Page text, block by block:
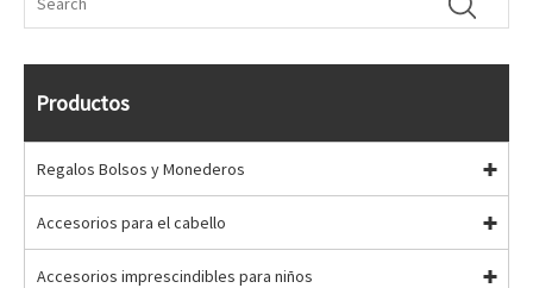
Productos
Regalos Bolsos y Monederos
Accesorios para el cabello
Accesorios imprescindibles para niños